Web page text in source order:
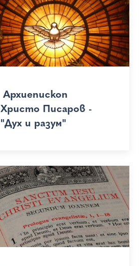
Архиепископ
Христо Писаров -
"Дух и разум"